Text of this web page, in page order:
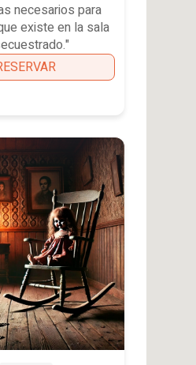
necesarios para
existe en la sala